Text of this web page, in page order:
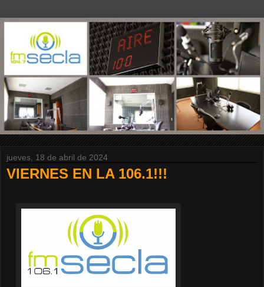
jueves, 18 de abril de 2024
VIERNES EN LA 106.1!!!